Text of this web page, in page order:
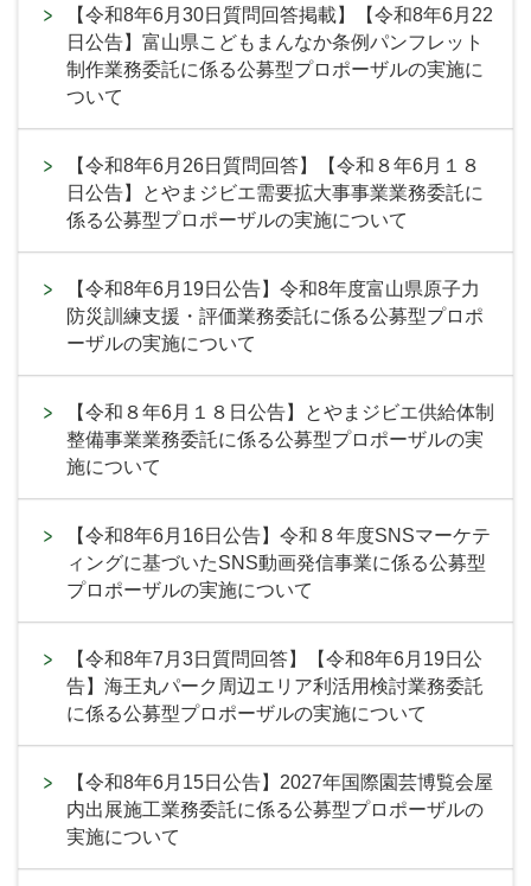
【令和8年6月30日質問回答掲載】【令和8年6月22
日公告】富山県こどもまんなか条例パンフレット
制作業務委託に係る公募型プロポーザルの実施に
ついて
【令和8年6月26日質問回答】【令和８年6月１８
日公告】とやまジビエ需要拡大事事業業務委託に
係る公募型プロポーザルの実施について
【令和8年6月19日公告】令和8年度富山県原子力
防災訓練支援・評価業務委託に係る公募型プロポ
ーザルの実施について
【令和８年6月１８日公告】とやまジビエ供給体制
整備事業業務委託に係る公募型プロポーザルの実
施について
【令和8年6月16日公告】令和８年度SNSマーケテ
ィングに基づいたSNS動画発信事業に係る公募型
プロポーザルの実施について
【令和8年7月3日質問回答】【令和8年6月19日公
告】海王丸パーク周辺エリア利活用検討業務委託
に係る公募型プロポーザルの実施について
【令和8年6月15日公告】2027年国際園芸博覧会屋
内出展施工業務委託に係る公募型プロポーザルの
実施について